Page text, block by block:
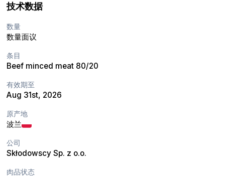
技术数据
数量
数量面议
条目
Beef minced meat 80/20
有效期至
Aug 31st, 2026
原产地
波兰
公司
Skłodowscy Sp. z o.o.
肉品状态